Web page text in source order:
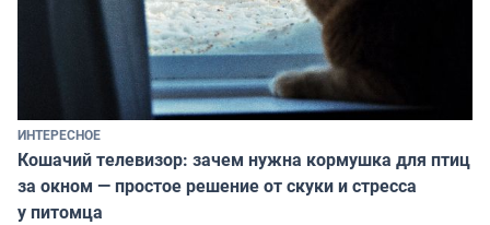
ИНТЕРЕСНОЕ
Кошачий телевизор: зачем нужна кормушка для птиц
за окном — простое решение от скуки и стресса
у питомца